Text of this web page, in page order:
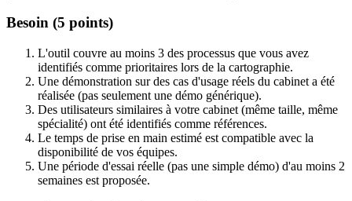
Besoin (5 points)
L'outil couvre au moins 3 des processus que vous avez
identifiés comme prioritaires lors de la cartographie.
Une démonstration sur des cas d'usage réels du cabinet a été
réalisée (pas seulement une démo générique).
Des utilisateurs similaires à votre cabinet (même taille, même
spécialité) ont été identifiés comme références.
Le temps de prise en main estimé est compatible avec la
disponibilité de vos équipes.
Une période d'essai réelle (pas une simple démo) d'au moins 2
semaines est proposée.